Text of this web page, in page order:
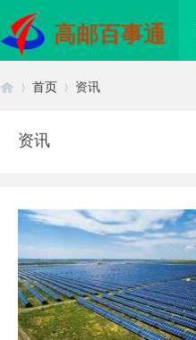
高邮百事通
首页 资讯
资讯